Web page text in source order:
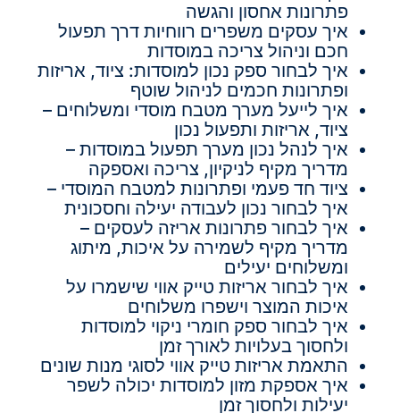
פתרונות אחסון והגשה
איך עסקים משפרים רווחיות דרך תפעול
חכם וניהול צריכה במוסדות
איך לבחור ספק נכון למוסדות: ציוד, אריזות
ופתרונות חכמים לניהול שוטף
איך לייעל מערך מטבח מוסדי ומשלוחים –
ציוד, אריזות ותפעול נכון
איך לנהל נכון מערך תפעול במוסדות –
מדריך מקיף לניקיון, צריכה ואספקה
ציוד חד פעמי ופתרונות למטבח המוסדי –
איך לבחור נכון לעבודה יעילה וחסכונית
איך לבחור פתרונות אריזה לעסקים –
מדריך מקיף לשמירה על איכות, מיתוג
ומשלוחים יעילים
איך לבחור אריזות טייק אווי שישמרו על
איכות המוצר וישפרו משלוחים
איך לבחור ספק חומרי ניקוי למוסדות
ולחסוך בעלויות לאורך זמן
התאמת אריזות טייק אווי לסוגי מנות שונים
איך אספקת מזון למוסדות יכולה לשפר
יעילות ולחסוך זמן